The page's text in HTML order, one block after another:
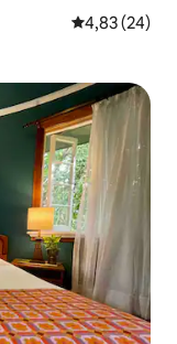
Gemiddelde
4,83 (24)